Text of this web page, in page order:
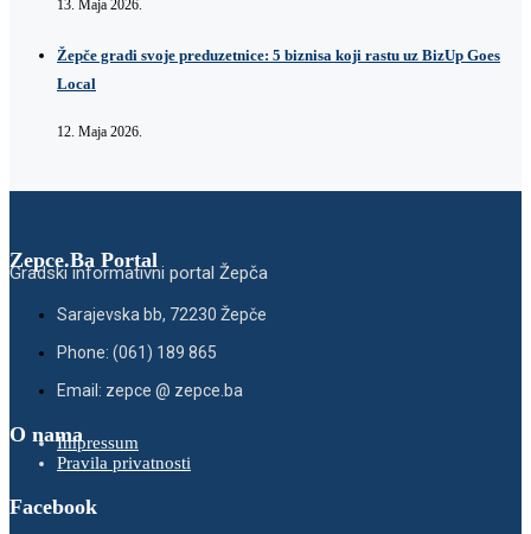
13. Maja 2026.
Žepče gradi svoje preduzetnice: 5 biznisa koji rastu uz BizUp Goes
Local
12. Maja 2026.
Zepce.Ba Portal
Gradski informativni portal Žepča
Sarajevska bb, 72230 Žepče
Phone: (061) 189 865
Email: zepce @ zepce.ba
O namaImpressum
Pravila privatnosti
Facebook